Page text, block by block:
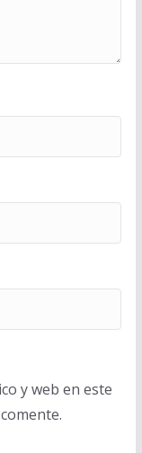
y web en este